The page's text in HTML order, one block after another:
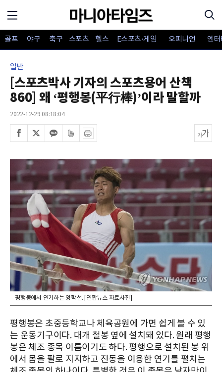
골프 야구 축구 스포츠 헬스 E스포츠·게임 오피니언 엔
일반
[스포츠박사 기자의 스포츠용어 산책
860] 왜 ‘평행봉(平行棒)’이라 말할까
2022-12-29 08:18:04
평행봉에서 연기하는 양학선. [연합뉴스 자료사진]
평행봉은 초중등학교나 체육공원에 가면 쉽게 볼 수 있
는 운동기구이다. 대개 철봉 옆에 설치돼 있다. 원래 평행
봉은 체조 종목 이름이기도 하다. 평행으로 설치된 봉 위
에서 몸을 팔로 지지하고 진동을 이용한 연기를 펼치는